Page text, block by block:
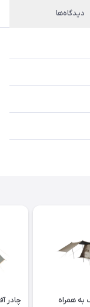
دیدگاه‌ها
به همراه
چادر